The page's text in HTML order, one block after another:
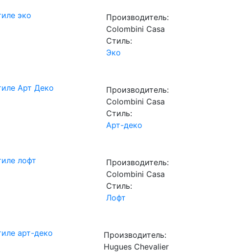
эко
Производитель:
Сolombini Casa
Стиль:
Эко
Арт Деко
Производитель:
Сolombini Casa
Стиль:
Арт-деко
лофт
Производитель:
Сolombini Casa
Стиль:
Лофт
арт-деко
Производитель:
Hugues Chevalier